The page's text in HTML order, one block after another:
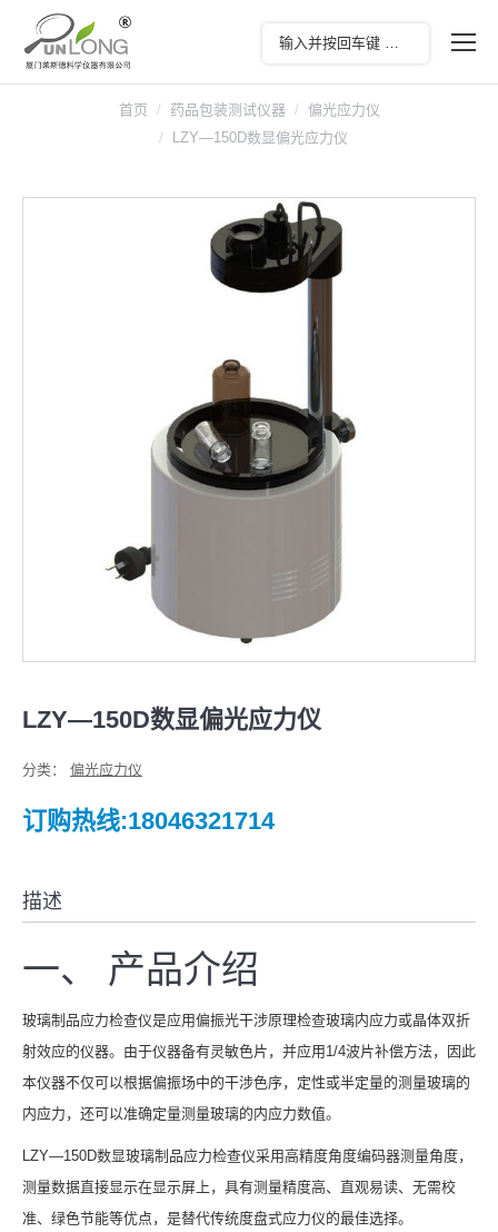
首页 药品包装测试仪器
偏光应力仪
LZY—150D数显偏光应力仪
LZY—150D数显偏光应力仪
分类： 偏光应力仪
订购热线:18046321714
描述
一、 产品介绍
玻璃制品应力检查仪是应用偏振光干涉原理检查玻璃内应力或晶体双折
射效应的仪器。由于仪器备有灵敏色片，并应用1/4波片补偿方法，因此
本仪器不仅可以根据偏振场中的干涉色序，定性或半定量的测量玻璃的
内应力，还可以准确定量测量玻璃的内应力数值。
LZY—150D数显玻璃制品应力检查仪采用高精度角度编码器测量角度，
测量数据直接显示在显示屏上，具有测量精度高、直观易读、无需校
准、绿色节能等优点，是替代传统度盘式应力仪的最佳选择。